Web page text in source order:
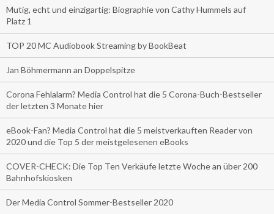
Mutig, echt und einzigartig: Biographie von Cathy Hummels auf
Platz 1
TOP 20 MC Audiobook Streaming by BookBeat
Jan Böhmermann an Doppelspitze
Corona Fehlalarm? Media Control hat die 5 Corona-Buch-Bestseller
der letzten 3 Monate hier
eBook-Fan? Media Control hat die 5 meistverkauften Reader von
2020 und die Top 5 der meistgelesenen eBooks
COVER-CHECK: Die Top Ten Verkäufe letzte Woche an über 200
Bahnhofskiosken
Der Media Control Sommer-Bestseller 2020